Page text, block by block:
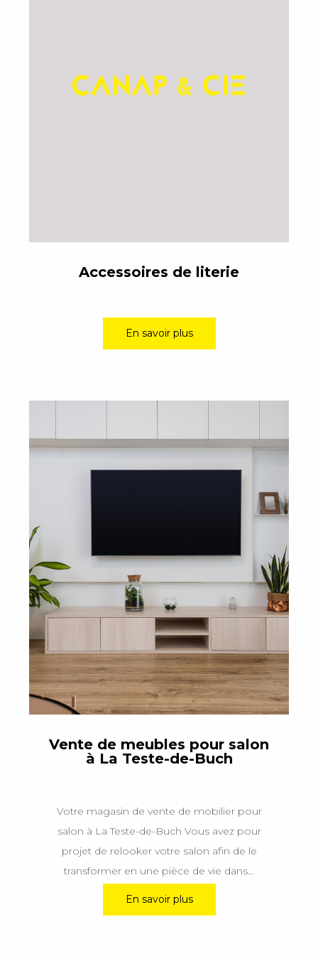
Accessoires de literie
En savoir plus
Vente de meubles pour salon
à La Teste-de-Buch
Votre magasin de vente de mobilier pour
salon à La Teste-de-Buch Vous avez pour
projet de relooker votre salon afin de le
transformer en une pièce de vie dans…
En savoir plus